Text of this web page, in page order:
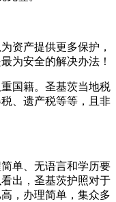
资产提供更多保护，
为安全的解决办法！
国籍。圣基茨当地税
、遗产税等等，且非
单、无语言和学历要
出，圣基茨护照对于
，办理简单，集众多